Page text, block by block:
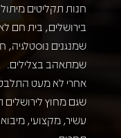
בירושלים, בית חם
שמנגנים נוסטלגיה,
שמתאהב בצלילים.
אחרי לא מעט
שגם מחוץ לירושלים
עשיר, מקצועי,